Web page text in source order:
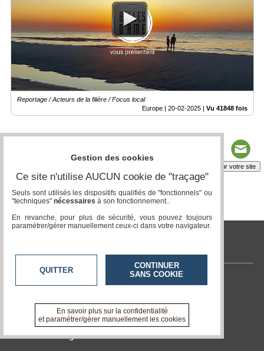
Reportage / Acteurs de la filière / Focus local
Europe | 20-02-2025 | Vu 41848 fois
Insérez sur votre site
tvlocale.fr
Contactez-nous
A propos de tvlocale.fr
Devenir délégué
Gestion des cookies
Ce site n'utilise AUCUN cookie de "traçage"
Seuls sont utilisés les dispositifs qualifiés de "fonctionnels" ou
"techniques" nécessaires à son fonctionnement..
En revanche, pour plus de sécurité, vous pouvez toujours
paramétrer/gérer manuellement ceux-ci dans votre navigateur.
QUITTER
CONTINUER
SANS COOKIE
En savoir plus sur la confidentialité
et paramétrer/gérer manuellement les cookies